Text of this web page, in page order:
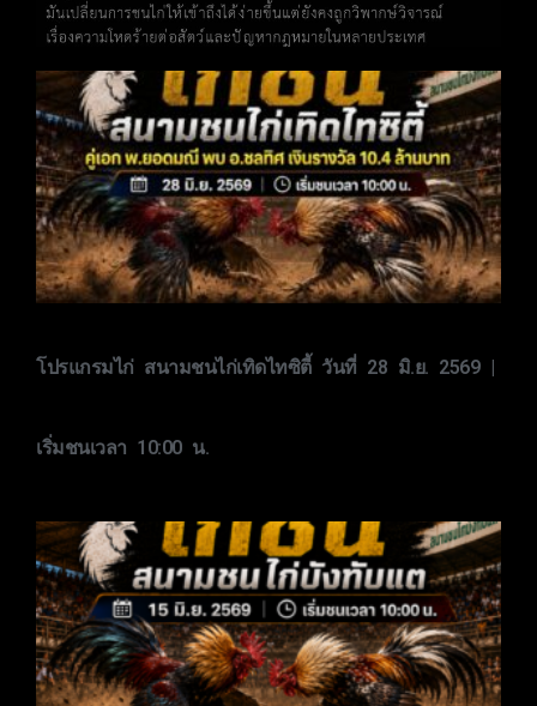
โปรแกรมไก่ สนามชนไก่เทิดไทซิตี้ วันที่ 28 มิ.ย. 2569 |
เริ่มชนเวลา 10:00 น.